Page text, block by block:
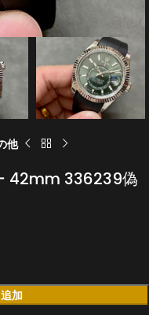
他
42mm 336239偽
加